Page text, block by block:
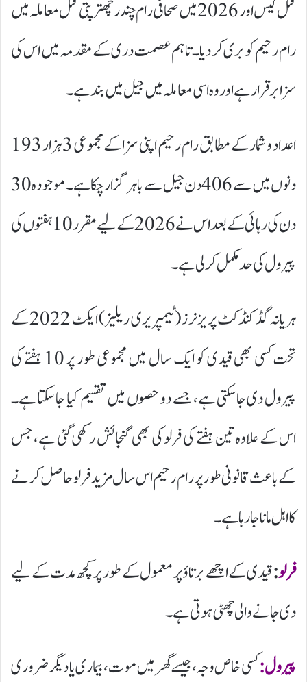
قتل کیس اور 2026 میں صحافی رام چندر چھترپتی قتل معاملہ میں
رام رحیم کو بری کر دیا۔ تاہم عصمت دری کے مقدمہ میں اس کی
سزا برقرار ہے اور وہ اسی معاملہ میں جیل میں بند ہے۔
اعداد و شمار کے مطابق رام رحیم اپنی سزا کے مجموعی 3 ہزار 193
دنوں میں سے 406 دن جیل سے باہر گزار چکا ہے۔ موجودہ 30
دن کی رہائی کے بعد اس نے 2026 کے لیے مقرر 10 ہفتوں کی
پیرول کی حد مکمل کر لی ہے۔
ہریانہ گڈ کنڈکٹ پریزنرز (ٹیمپریری ریلیز) ایکٹ 2022 کے
تحت کسی بھی قیدی کو ایک سال میں مجموعی طور پر 10 ہفتے کی
پیرول دی جا سکتی ہے، جسے دو حصوں میں تقسیم کیا جا سکتا ہے۔
اس کے علاوہ تین ہفتے کی فرلو کی بھی گنجائش رکھی گئی ہے، جس
کے باعث قانونی طور پر رام رحیم اس سال مزید فرلو حاصل کرنے
کا اہل مانا جا رہا ہے۔
فرلو:قیدی کے اچھے برتاؤ پر معمول کے طور پر کچھ مدت کے لیے
دی جانے والی چھٹی ہوتی ہے۔
پیرول:کسی خاص وجہ، جیسے گھر میں موت، بیماری یا دیگر ضروری